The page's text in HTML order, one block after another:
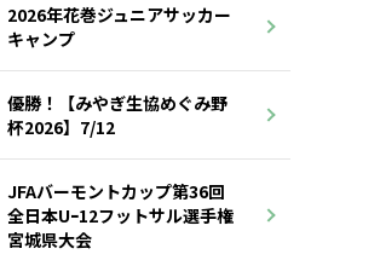
2026年花巻ジュニアサッカー
キャンプ
優勝！【みやぎ生協めぐみ野
杯2026】7/12
JFAバーモントカップ第36回
全日本Uｰ12フットサル選手権
宮城県大会